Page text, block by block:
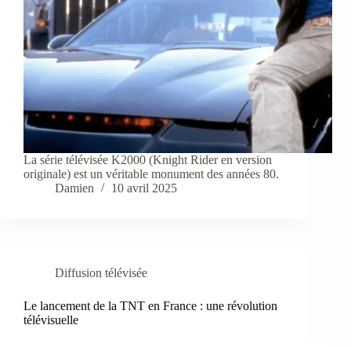
La série télévisée K2000 (Knight Rider en version
originale) est un véritable monument des années 80.
Damien
10 avril 2025
Diffusion télévisée
Le lancement de la TNT en France : une révolution
télévisuelle